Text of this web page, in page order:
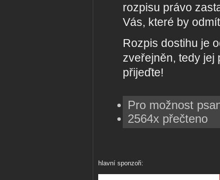
rozpisu právo
Vás, které by
Rozpis dostihu je
zveřejněn, tedy jej
přijeďte!
Pro možnost
2564x přečteno
hlavní sponzoři: